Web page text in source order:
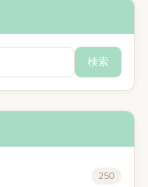
検索
250